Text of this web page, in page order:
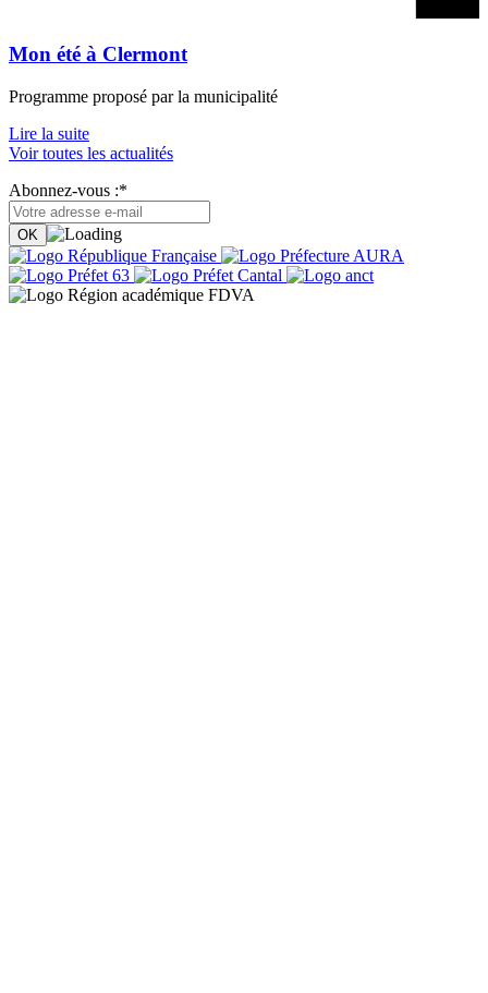
Mon été à Clermont
Programme proposé par la municipalité
Lire la suite
Voir toutes les actualités
Abonnez-vous :*